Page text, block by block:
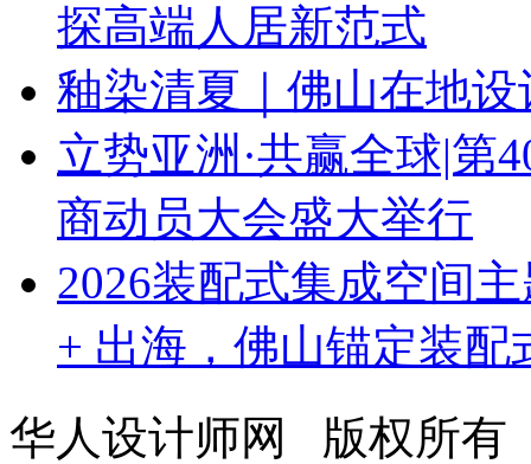
探高端人居新范式
釉染清夏｜佛山在地
立势亚洲·共赢全球|第
商动员大会盛大举行
2026装配式集成空间
+ 出海，佛山锚定装
华人设计师网 版权所